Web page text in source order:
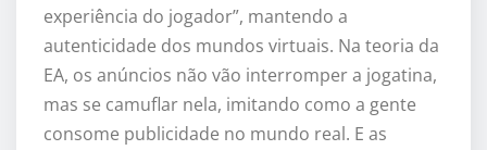
experiência do jogador”, mantendo a
autenticidade dos mundos virtuais. Na teoria da
EA, os anúncios não vão interromper a jogatina,
mas se camuflar nela, imitando como a gente
consome publicidade no mundo real. E as